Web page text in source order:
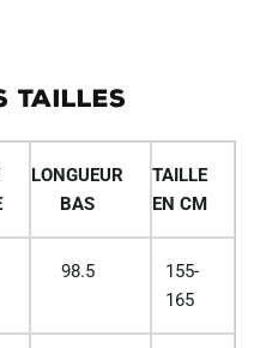
TAILLES
LONGUEUR
BAS
TAILLE
EN CM
98.5
155-
165